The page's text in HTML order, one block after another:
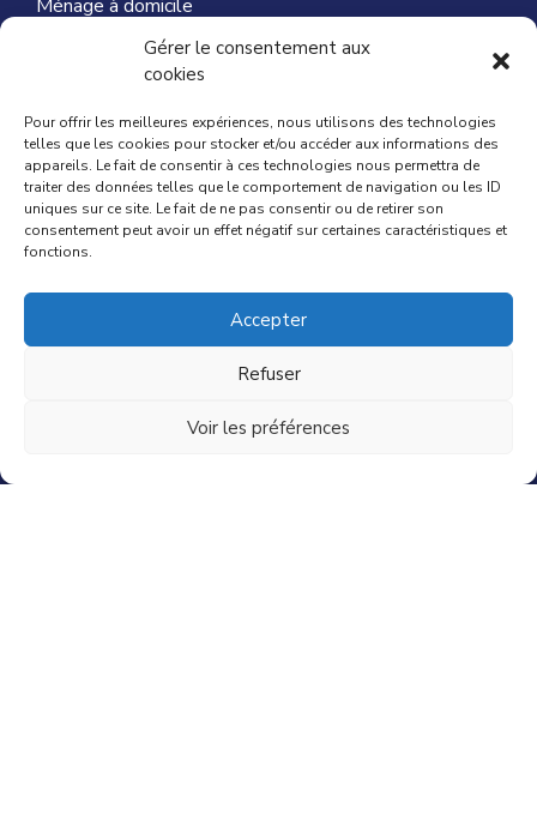
Gérer le consentement aux
cookies
Pour offrir les meilleures expériences, nous utilisons des technologies
telles que les cookies pour stocker et/ou accéder aux informations des
appareils. Le fait de consentir à ces technologies nous permettra de
traiter des données telles que le comportement de navigation ou les ID
uniques sur ce site. Le fait de ne pas consentir ou de retirer son
consentement peut avoir un effet négatif sur certaines caractéristiques et
fonctions.
Accepter
Refuser
Voir les préférences
Ménage à domicile
Garde d’animaux
A PROPOS